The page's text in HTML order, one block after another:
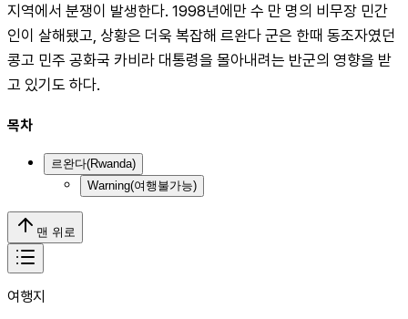
지역에서 분쟁이 발생한다. 1998년에만 수 만 명의 비무장 민간
인이 살해됐고, 상황은 더욱 복잡해 르완다 군은 한때 동조자였던
콩고 민주 공화국 카비라 대통령을 몰아내려는 반군의 영향을 받
고 있기도 하다.
목차
르완다(Rwanda)
Warning(여행불가능)
맨 위로
여행지